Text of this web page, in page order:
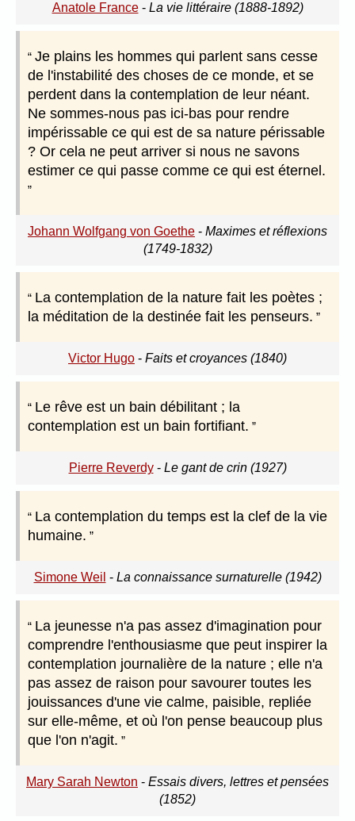
Anatole France- La vie littéraire (1888-1892)
Je plains les hommes qui parlent sans cesse
de l'instabilité des choses de ce monde, et se
perdent dans la contemplation de leur néant.
Ne sommes-nous pas ici-bas pour rendre
impérissable ce qui est de sa nature périssable
? Or cela ne peut arriver si nous ne savons
estimer ce qui passe comme ce qui est éternel.
Johann Wolfgang von Goethe - Maximes et réflexions
(1749-1832)
La contemplation de la nature fait les poètes ;
la méditation de la destinée fait les penseurs.
Victor Hugo - Faits et croyances (1840)
Le rêve est un bain débilitant ; la
contemplation est un bain fortifiant.
Pierre Reverdy- Le gant de crin (1927)
La contemplation du temps est la clef de la vie
humaine.
Simone Weil - La connaissance surnaturelle (1942)
La jeunesse n'a pas assez d'imagination pour
comprendre l'enthousiasme que peut inspirer la
contemplation journalière de la nature ; elle n'a
pas assez de raison pour savourer toutes les
jouissances d'une vie calme, paisible, repliée
sur elle-même, et où l'on pense beaucoup plus
que l'on n'agit.
Mary Sarah Newton - Essais divers, lettres et pensées
(1852)